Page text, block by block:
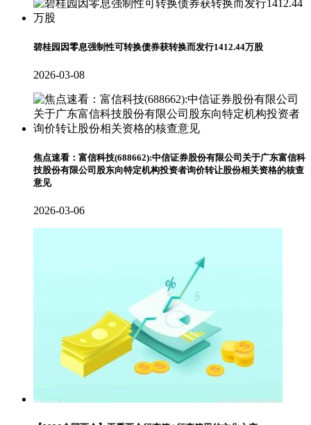
碧桂园因零息强制性可转换债券获转换而发行1412.44万股
2026-03-08
焦点速看：富信科技(688662):中信证券股份有限公司关于广东富信科
技股份有限公司股东向特定机构投资者询价转让股份相关资格的核查
意见
2026-03-06